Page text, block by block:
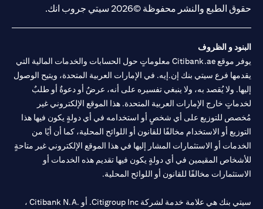
حقوق الطبع والنشر محفوظة ©2026 سيتي جروب انك.
البنود و الظروف
يوفر موقع Citibank.ae معلوماتٍ حول الحسابات والخدمات المالية التي
يقدمها فرع سيتي بنك إن.إيه. في الإمارات العربية المتحدة، ويتيح الوصول
إليها. ولا يُقصد به، ولا ينبغي تفسيره على أنه، عرضٌ أو دعوةٌ أو طلبٌ
لخدماتٍ خارج الإمارات العربية المتحدة. هذا الموقع الإلكتروني غير
مُخصص للتوزيع على أي شخصٍ أو استخدامه في أي دولةٍ يكون فيها هذا
التوزيع أو الاستخدام مخالفًا للقانون أو اللوائح المحلية، كما أن أيًا من
الخدمات أو الاستثمارات المشار إليها في هذا الموقع الإلكتروني غير متاحةٍ
للأشخاص المقيمين في أي دولةٍ يكون فيها تقديم هذه الخدمات أو
الاستثمارات مخالفًا للقانون أو اللوائح المحلية.
سيتي بنك هي علامة خدمة لشركة Citigroup Inc. أو .Citibank N.A ،